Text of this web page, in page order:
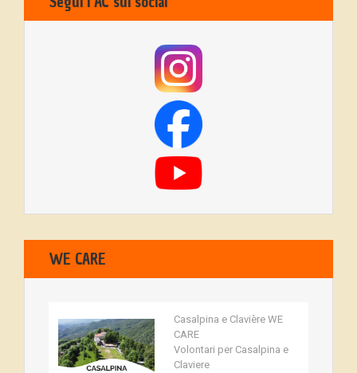
WE CARE
Casalpina e Clavière WE
CARE
Volontari per Casalpina e
Claviere